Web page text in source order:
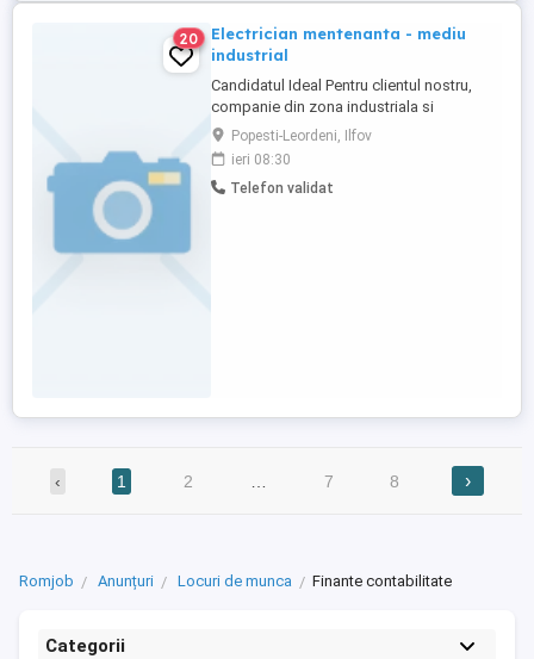
20
Electrician mentenanta - mediu
industrial
Candidatul Ideal Pentru clientul nostru,
companie din zona industriala si
productie, recrutam Electrician
Mentenanta pentru activitati de
mentenanta preventiva si interventii
electrice asupra utilajelor si
Popesti-Leordeni, Ilfov
ieri 08:30
Telefon validat
‹ 1 2 7 8 ›
Romjob Anunțuri Locuri de munca Finante contabilitate
Categorii